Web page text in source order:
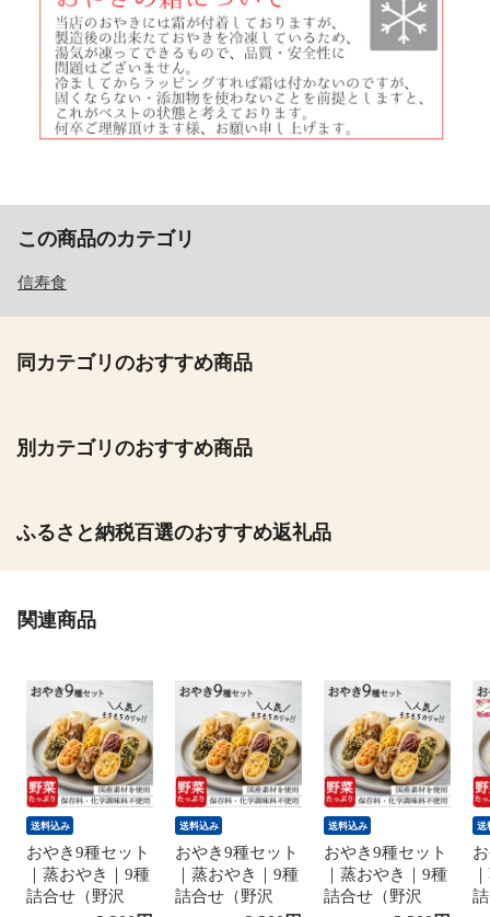
この商品のカテゴリ
信寿食
同カテゴリのおすすめ商品
別カテゴリのおすすめ商品
ふるさと納税百選のおすすめ返礼品
関連商品
送料込み
おやき9種セット
｜蒸おやき｜9種
詰合せ（野沢
送料込み
おやき9種セット
｜蒸おやき｜9種
詰合せ（野沢
送料込み
おやき9種セット
｜蒸おやき｜9種
詰合せ（野沢
送